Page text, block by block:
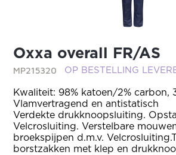
Oxxa overall FR/AS
MP215320 OP BESTELLING
Kwaliteit: 98% katoen/2% carbon,
Vlamvertragend en antistatisch
Verdekte drukknoopsluiting.
Velcrosluiting. Verstelbare
broekspijpen d.m.v.
borstzakken met klep en